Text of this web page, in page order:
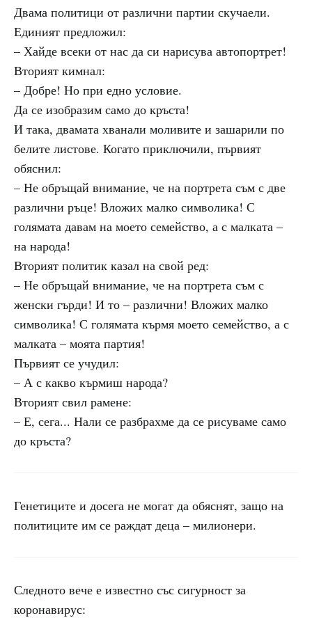
Двама политици от различни партии скучаели.
Единият предложил:
– Хайде всеки от нас да си нарисува автопортрет!
Вторият кимнал:
– Добре! Но при едно условие.
Да се изобразим само до кръста!
И така, двамата хванали моливите и зашарили по
белите листове. Когато приключили, първият
обяснил:
– Не обръщай внимание, че на портрета съм с две
различни ръце! Вложих малко символика! С
голямата давам на моето семейство, а с малката –
на народа!
Вторият политик казал на свой ред:
– Не обръщай внимание, че на портрета съм с
женски гърди! И то – различни! Вложих малко
символика! С голямата кърмя моето семейство, а с
малката – моята партия!
Първият се учудил:
– А с какво кърмиш народа?
Вторият свил рамене:
– Е, сега... Нали се разбрахме да се рисуваме само
до кръста?
Генетиците и досега не могат да обяснят, защо на
политиците им се раждат деца – милионери.
Следното вече е известно със сигурност за
коронавирус: